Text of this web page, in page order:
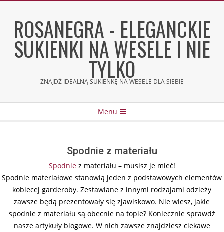
contentROSANEGRA - ELEGANCKIE
SUKIENKI NA WESELE I NIE
TYLKO
ZNAJDŹ IDEALNĄ SUKIENKĘ NA WESELE DLA SIEBIE
Menu
Spodnie z materiału
Spodniez materiału – musisz je mieć!
Spodnie materiałowe stanowią jeden z podstawowych elementów
kobiecej garderoby. Zestawiane z innymi rodzajami odzieży
zawsze będą prezentowały się zjawiskowo. Nie wiesz, jakie
spodnie z materiału są obecnie na topie? Koniecznie sprawdź
nasze artykuły blogowe. W nich zawsze znajdziesz ciekawe